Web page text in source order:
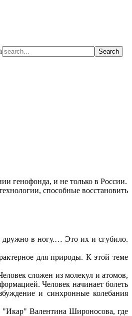
генофонда, и не только в России.
способные восстановить
дружно в ногу.… Это их и сгубило.
для природы. К этой теме
сложен из молекул и атомов,
Человек начинает болеть
и синхронные колебания
"Икар" Валентина Широносова, где